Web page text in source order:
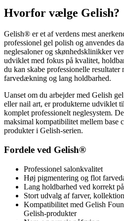
Hvorfor vælge Gelish?
Gelish® er et af verdens mest
professionel gel polish og anvendes
neglesaloner og skønhedsklinikker
udviklet med fokus på kvalitet,
du kan skabe professionelle resultater
farvedækning og lang holdbarhed.
Uanset om du arbejder med Gelish
eller nail art, er produkterne udviklet
komplet professionelt neglesystem.
maksimal kompatibilitet mellem base
produkter i Gelish-serien.
Fordele ved Gelish®
Professionel salonkvalitet
Høj pigmentering og flot
Lang holdbarhed ved korrekt
Stort udvalg af farver,
Kompatibilitet med Gelish
Gelish-produkter